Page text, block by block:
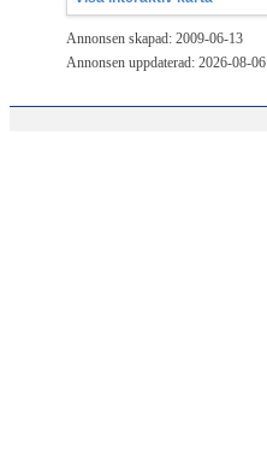
Annonsen skapad: 2009-06-13
Annonsen uppdaterad: 2026-08-06